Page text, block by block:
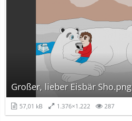
Großer, lieber Eisbär Sho.png
57,01 kB 1.376×1.222 287